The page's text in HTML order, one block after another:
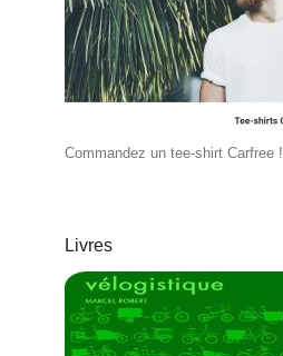
Commandez un tee-shirt Carfree !
Livres